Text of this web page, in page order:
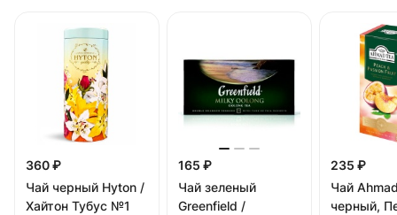
360 ₽
Чай черный Hyton /
Хайтон Тубус №1
165 ₽
Чай зеленый
Greenfield /
235 ₽
Чай
черный,